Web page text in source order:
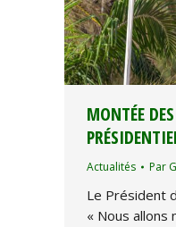
MONTÉE
Actualités Par
Le Président
« Nous allons